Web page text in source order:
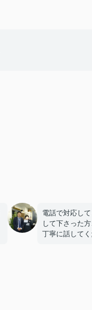
電話で対応し
して下さった
丁寧に話してく